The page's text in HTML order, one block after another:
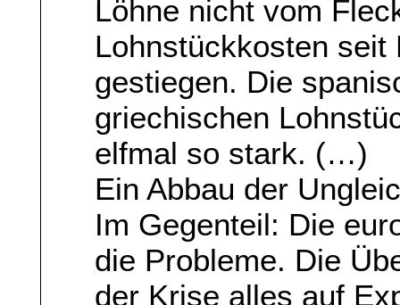
Löhne nicht vom
Lohnstückkosten seit
gestiegen. Die
griechischen
elfmal so stark. (…)
Ein Abbau der
Im Gegenteil: Die
die Probleme. Die
der Krise alles auf